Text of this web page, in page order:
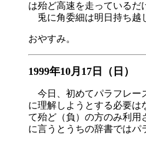
は殆ど高速を走っているだ
兎に角委細は明日持ち越
おやすみ。
1999年10月17日（日）
今日、初めてパラフレー
に理解しようとする必要は
て殆ど（負）の方のみ利
に言うとうちの辞書ではパ